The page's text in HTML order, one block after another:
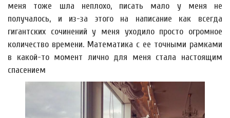
меня тоже шла неплохо, писать мало у меня не
получалось, и из-за этого на написание как всегда
гигантских сочинений у меня уходило просто огромное
количество времени. Математика с ее точными рамками
в какой-то момент лично для меня стала настоящим
спасением